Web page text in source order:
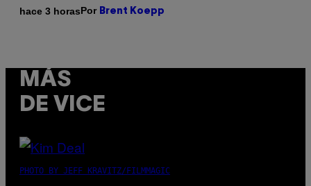
hace 3 horasPor Brent Koepp
MÁS
DE VICE
PHOTO BY JEFF KRAVITZ/FILMMAGIC